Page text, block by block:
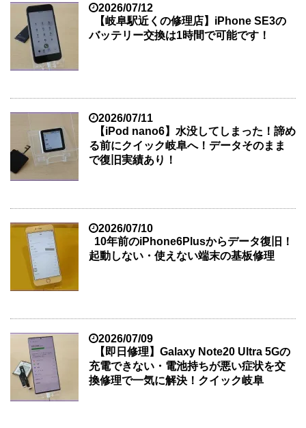
2026/07/12
【岐阜駅近くの修理店】iPhone SE3の
バッテリー交換は1時間で可能です！
2026/07/11
【iPod nano6】水没してしまった！諦め
る前にクイック岐阜へ！データそのまま
で復旧実績あり！
2026/07/10
10年前のiPhone6Plusからデータ復旧！
起動しない・使えない端末の基板修理
2026/07/09
【即日修理】Galaxy Note20 Ultra 5Gの
充電できない・電池持ちが悪い症状を交
換修理で一気に解決！クイック岐阜